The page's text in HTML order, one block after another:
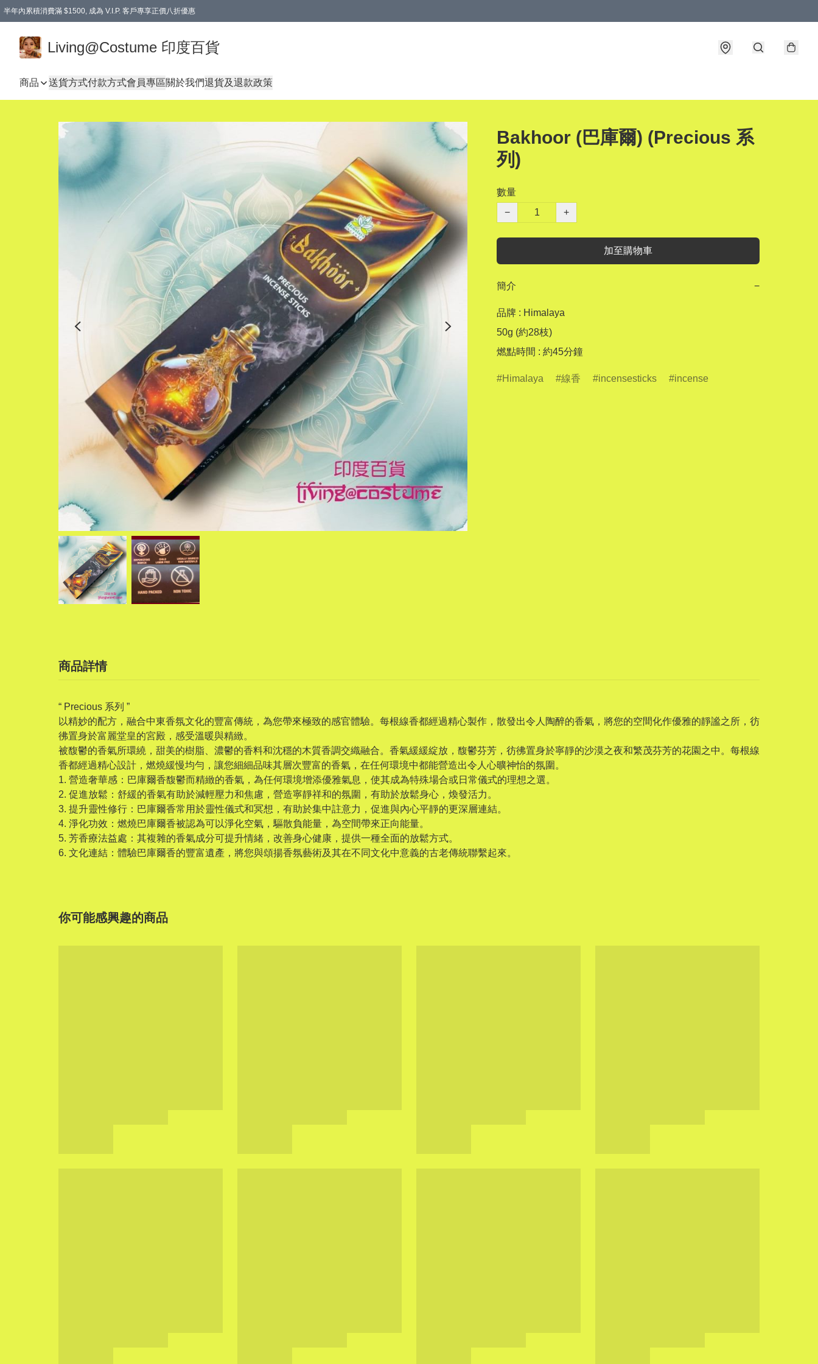
半年內累積消費滿 $1500, 成為 V.I.P. 客戶專享正價八折優惠
Living@Costume 印度百貨
商品 送貨方式付款方式會員專區關於我們退貨及退款政策
Bakhoor (巴庫爾) (Precious 系
列)
數量
−
+
加至購物車
簡介 −
品牌 : Himalaya
50g (約28枝)
燃點時間 : 約45分鐘
Himalaya 線香 incensesticks incense
商品詳情
“ Precious 系列 ”
以精妙的配方，融合中東香氛文化的豐富傳統，為您帶來極致的感官體驗。每根線香都經過精心製作，散發出令人陶醉的香氣，將您的空間化作優雅的靜謐之所，彷
彿置身於富麗堂皇的宮殿，感受溫暖與精緻。
被馥鬱的香氣所環繞，甜美的樹脂、濃鬱的香料和沈穩的木質香調交織融合。香氣緩緩綻放，馥鬱芬芳，彷彿置身於寧靜的沙漠之夜和繁茂芬芳的花園之中。每根線
香都經過精心設計，燃燒緩慢均勻，讓您細細品味其層次豐富的香氣，在任何環境中都能營造出令人心曠神怡的氛圍。
1. 營造奢華感：巴庫爾香馥鬱而精緻的香氣，為任何環境增添優雅氣息，使其成為特殊場合或日常儀式的理想之選。
2. 促進放鬆：舒緩的香氣有助於減輕壓力和焦慮，營造寧靜祥和的氛圍，有助於放鬆身心，煥發活力。
3. 提升靈性修行：巴庫爾香常用於靈性儀式和冥想，有助於集中註意力，促進與內心平靜的更深層連結。
4. 淨化功效：燃燒巴庫爾香被認為可以淨化空氣，驅散負能量，為空間帶來正向能量。
5. 芳香療法益處：其複雜的香氣成分可提升情緒，改善身心健康，提供一種全面的放鬆方式。
6. 文化連結：體驗巴庫爾香的豐富遺產，將您與頌揚香氛藝術及其在不同文化中意義的古老傳統聯繫起來。
你可能感興趣的商品